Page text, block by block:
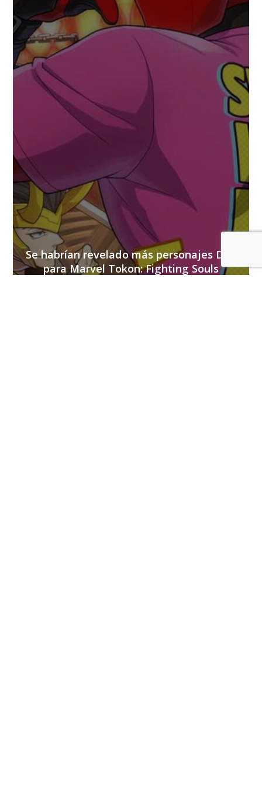
Se habrían revelado más personajes DLC
para Marvel Tokon: Fighting Souls